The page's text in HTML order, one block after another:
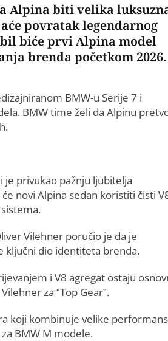
Alpina biti velika
povratak legendarnog
biće prvi Alpina model
brenda početkom 2026.
BMW-u Serije 7 i
BMW time želi da Alpinu
je privukao pažnju ljubitelja
novi Alpina sedan koristiti čisti
Vilehner poručio je da je
ključni dio identiteta brenda.
i V8 agregat ostaju
za “Top Gear”.
koji kombinuje velike
BMW M modele.